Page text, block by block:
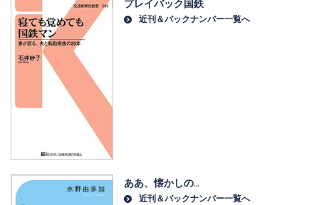
プレイバック国鉄
近刊＆バックナンバー一覧へ
ああ、懐かしの…
近刊＆バックナンバー一覧へ